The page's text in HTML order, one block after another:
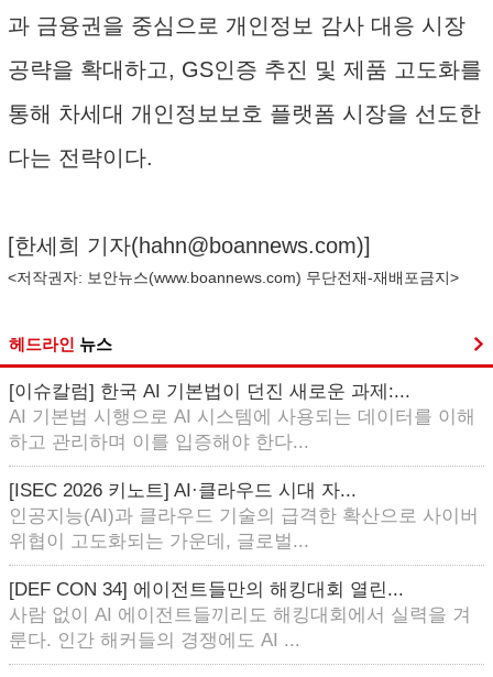
과 금융권을 중심으로 개인정보 감사 대응 시장
공략을 확대하고, GS인증 추진 및 제품 고도화를
통해 차세대 개인정보보호 플랫폼 시장을 선도한
다는 전략이다.
[한세희 기자(hahn@boannews.com)]
<저작권자: 보안뉴스(www.boannews.com) 무단전재-재배포금지>
헤드라인 뉴스
[이슈칼럼] 한국 AI 기본법이 던진 새로운 과제:...
AI 기본법 시행으로 AI 시스템에 사용되는 데이터를 이해
하고 관리하며 이를 입증해야 한다...
[ISEC 2026 키노트] AI·클라우드 시대 자...
인공지능(AI)과 클라우드 기술의 급격한 확산으로 사이버
위협이 고도화되는 가운데, 글로벌...
[DEF CON 34] 에이전트들만의 해킹대회 열린...
사람 없이 AI 에이전트들끼리도 해킹대회에서 실력을 겨
룬다. 인간 해커들의 경쟁에도 AI ...